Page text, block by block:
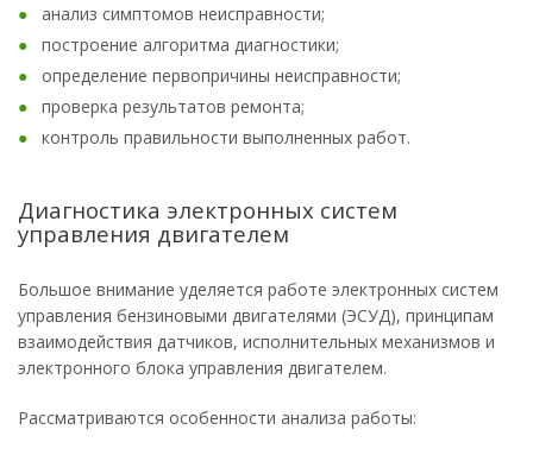
анализ симптомов неисправности;
построение алгоритма диагностики;
определение первопричины неисправности;
проверка результатов ремонта;
контроль правильности выполненных работ.
Диагностика электронных систем
управления двигателем
Большое внимание уделяется работе электронных систем
управления бензиновыми двигателями (ЭСУД), принципам
взаимодействия датчиков, исполнительных механизмов и
электронного блока управления двигателем.
Рассматриваются особенности анализа работы: